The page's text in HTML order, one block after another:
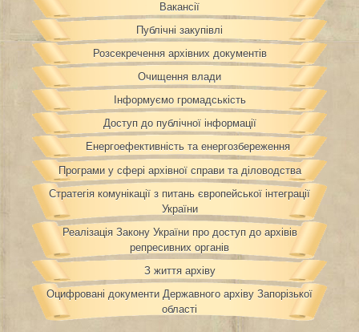
Вакансії
Публічні закупівлі
Розсекречення архівних документів
Очищення влади
Інформуємо громадськість
Доступ до публічної інформації
Енергоефективність та енергозбереження
Програми у сфері архівної справи та діловодства
Стратегія комунікації з питань європейської інтеграції
України
Реалізація Закону України про доступ до архівів
репресивних органів
З життя архіву
Оцифровані документи Державного архіву Запорізької
області